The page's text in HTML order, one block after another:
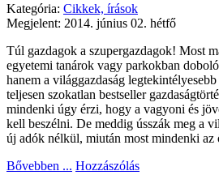
Kategória: Cikkek, írások
Megjelent: 2014. június 02. hétfő
Túl gazdagok a szupergazdagok! Most
egyetemi tanárok vagy parkokban
hanem a világgazdaság
teljesen szokatlan bestseller
mindenki úgy érzi, hogy a vagyoni és
kell beszélni. De meddig ússzák meg a
új adók nélkül, miután most mindenki az
Bővebben ... Hozzászólás